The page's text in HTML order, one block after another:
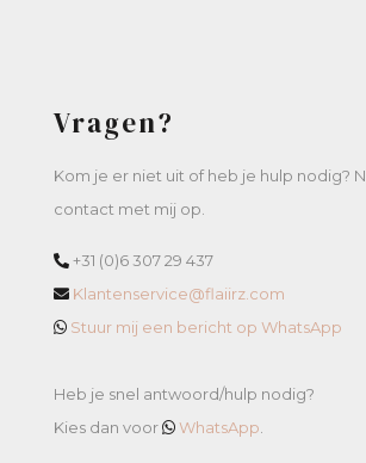
Vragen?
Kom je er niet uit of heb je hulp nodig?
contact met mij op.
+31 (0)6 307 29 437
Klantenservice@flaiirz.com
Stuur mij een bericht op WhatsApp
Heb je snel antwoord/hulp nodig?
Kies dan voor
WhatsApp.